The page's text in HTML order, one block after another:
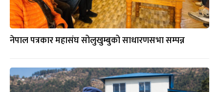
नेपाल पत्रकार महासंघ सोलुखुम्बुको साधारणसभा सम्पन्न